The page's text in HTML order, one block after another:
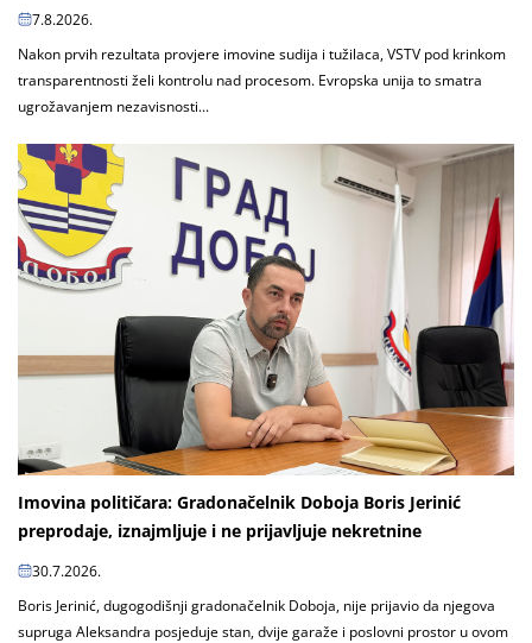
7.8.2026.
Nakon prvih rezultata provjere imovine sudija i tužilaca, VSTV pod krinkom
transparentnosti želi kontrolu nad procesom. Evropska unija to smatra
ugrožavanjem nezavisnosti...
Imovina političara: Gradonačelnik Doboja Boris Jerinić
preprodaje, iznajmljuje i ne prijavljuje nekretnine
30.7.2026.
Boris Jerinić, dugogodišnji gradonačelnik Doboja, nije prijavio da njegova
supruga Aleksandra posjeduje stan, dvije garaže i poslovni prostor u ovom